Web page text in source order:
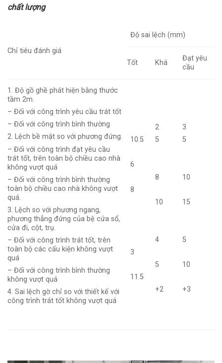
chất lượng
Chỉ tiêu đánh giá
Độ sai lệch (mm)
Tốt Khá
Đạt yêu
cầu
1. Độ gồ ghề phát hiện bằng thước
tầm 2m.
– Đối với công trình yêu cầu trát tốt
– Đối với công trình bình thường
2. Lệch bề mặt so với phương đứng.
– Đối với công trình đạt yêu cầu
trát tốt, trên toàn bộ chiều cao nhà
không vượt quá
– Đối với công trình bình thường
toàn bộ chiều cao nhà không vượt
quá.
3. Lệch so với phương ngang,
phương thẳng đứng của bệ cửa sổ,
cửa đi, cột, trụ.
– Đối với công trình trát tốt, trên
toàn bộ các cấu kiện không vượt
quá
– Đối với công trình bình thường
không vượt quá
4. Sai lệch gờ chỉ so với thiết kế với
công trình trát tốt không vượt quá
10.5
6
8
3
11.5
2
5
8
10
4
5
+2
3
5
10
15
5
10
+3